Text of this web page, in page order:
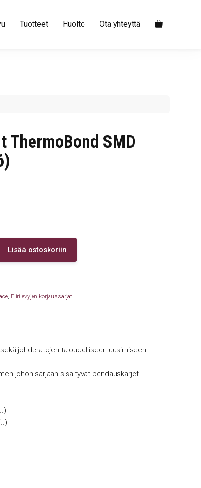
Tuotteet Huolto Ota yhteyttä
ThermoBond SMD
Lisää ostoskoriin
, Piirilevyjen korjaussarjat
johderatojen taloudelliseen uusimiseen.
johon sarjaan sisältyvät bondauskärjet